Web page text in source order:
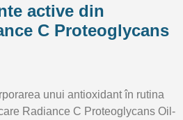
active din
C Proteoglycans
unui antioxidant în rutina
Radiance C Proteoglycans Oil-